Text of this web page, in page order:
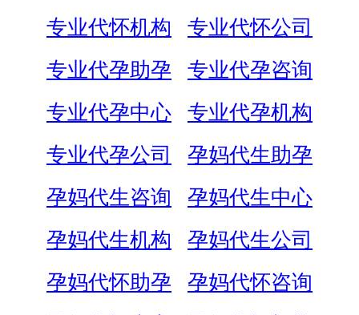
专业代怀机构
专业代怀公司
专业代孕助孕
专业代孕咨询
专业代孕中心
专业代孕机构
专业代孕公司
孕妈代生助孕
孕妈代生咨询
孕妈代生中心
孕妈代生机构
孕妈代生公司
孕妈代怀助孕
孕妈代怀咨询